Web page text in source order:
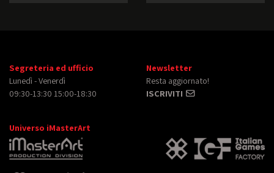
Segreteria ed ufficio
Lunedì - Venerdì
09:30-13:30 15:00-18:30
Newsletter
Resta aggiornato!
ISCRIVITI
Universo iMasterArt